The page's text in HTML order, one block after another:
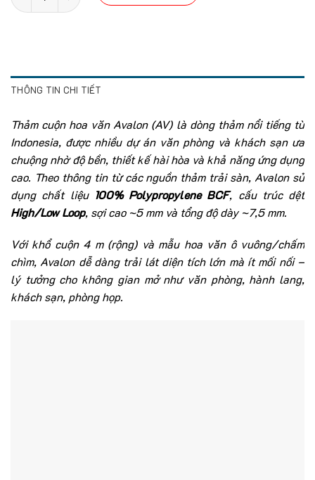
THÔNG TIN CHI TIẾT
Thảm cuộn hoa văn Avalon (AV) là dòng thảm nổi tiếng từ
Indonesia, được nhiều dự án văn phòng và khách sạn ưa
chuộng nhờ độ bền, thiết kế hài hòa và khả năng ứng dụng
cao. Theo thông tin từ các nguồn thảm trải sàn, Avalon sử
dụng chất liệu 100% Polypropylene BCF, cấu trúc dệt
High/Low Loop, sợi cao ~5 mm và tổng độ dày ~7,5 mm.
Với khổ cuộn 4 m (rộng) và mẫu hoa văn ô vuông/chấm
chìm, Avalon dễ dàng trải lát diện tích lớn mà ít mối nối –
lý tưởng cho không gian mở như văn phòng, hành lang,
khách sạn, phòng họp.